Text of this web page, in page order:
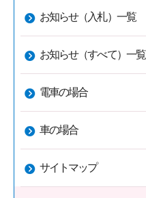
お知らせ（入札）一覧
お知らせ（すべて）一覧
電車の場合
車の場合
サイトマップ